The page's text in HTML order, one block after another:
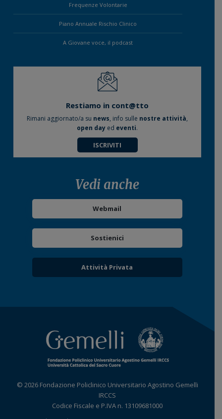
Frequenze Volontarie
Piano Annuale Rischio Clinico
A Giovane voce, il podcast
Restiamo in cont@tto
Rimani aggiornato/a su news, info sulle nostre attività,
open day ed eventi.
ISCRIVITI
Vedi anche
Webmail
Sostienici
Attività Privata
© 2026 Fondazione Policlinico Universitario Agostino Gemelli
IRCCS
Codice Fiscale e P.IVA n. 13109681000